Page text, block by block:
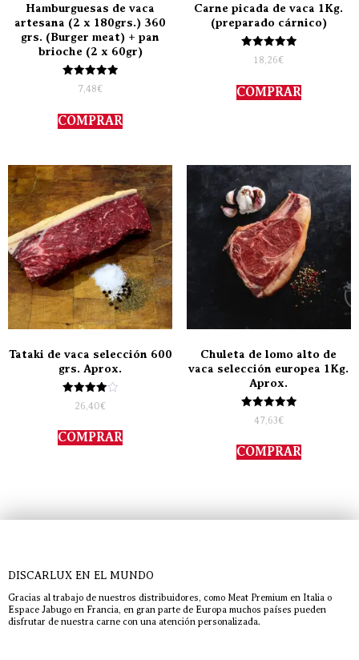
Hamburguesas de vaca
artesana (2 x 180grs.) 360
grs. (Burger meat) + pan
brioche (2 x 60gr)
Valorado
con
de 5
7,48€
COMPRAR
Carne picada de vaca 1Kg.
(preparado cárnico)
Valorado
con
de 5
18,26€
COMPRAR
Tataki de vaca selección 600
grs. Aprox.
Valorado
con
de 5
26,40€
COMPRAR
Chuleta de lomo alto de
vaca selección europea 1Kg.
Aprox.
Valorado
con
de 5
47,63€
COMPRAR
DISCARLUX EN EL MUNDO
Gracias al trabajo de nuestros distribuidores, como Meat Premium en Italia o
Espace Jabugo en Francia, en gran parte de Europa muchos países pueden
disfrutar de nuestra carne con una atención personalizada.